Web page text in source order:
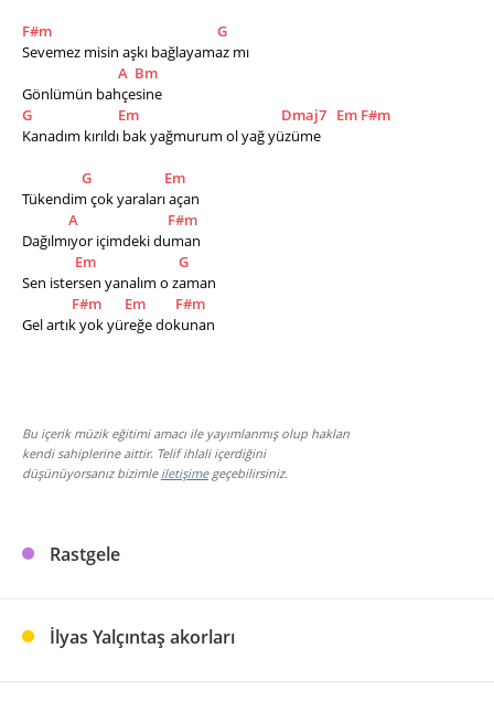
F#m
G
Sevemez misin aşkı bağlayamaz mı
A Bm
Gönlümün bahçesine
G
Em Dmaj7 Em F#m
Kanadım kırıldı bak yağmurum ol yağ yüzüme
G
Em
Tükendim çok yaraları açan
A
F#m
Dağılmıyor içimdeki duman
Em
G
Sen istersen yanalım o zaman
F#m
Em
F#m
Gel artık yok yüreğe dokunan
Bu içerik müzik eğitimi amacı ile yayımlanmış olup hakları
kendi sahiplerine aittir. Telif ihlali içerdiğini
düşünüyorsanız bizimle iletişimegeçebilirsiniz.
Rastgele
İlyas Yalçıntaş akorları